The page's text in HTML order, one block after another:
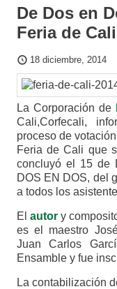
De Dos en
Feria de
18 diciembre, 2014
La Corporación de
Cali,Corfecali,
proceso de
Feria de Cali que
concluyó el 15 de
DOS EN DOS, del
a todos los
Elautor y
es el maestro
Juan Carlos
Ensamble y fue
La contabilización